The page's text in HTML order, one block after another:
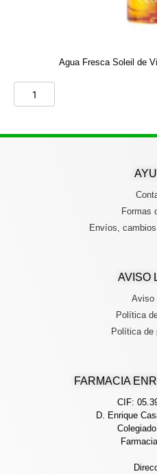
Agua Fresca Soleil de
FARMACIA
CIF:
D. Enrique
AVISO
Aviso
Política
Política de
Formas
Envíos,